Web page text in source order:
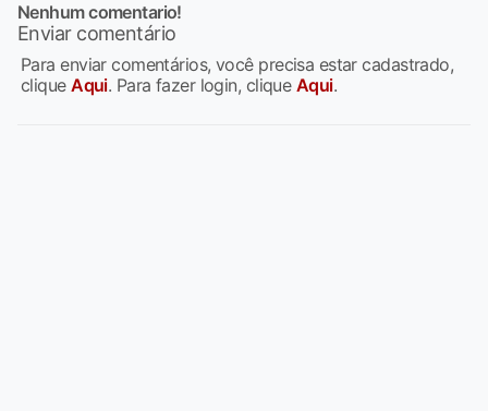
Nenhum comentario!
Enviar comentário
Para enviar comentários, você precisa estar cadastrado,
cliqueAqui. Para fazer login, clique Aqui.